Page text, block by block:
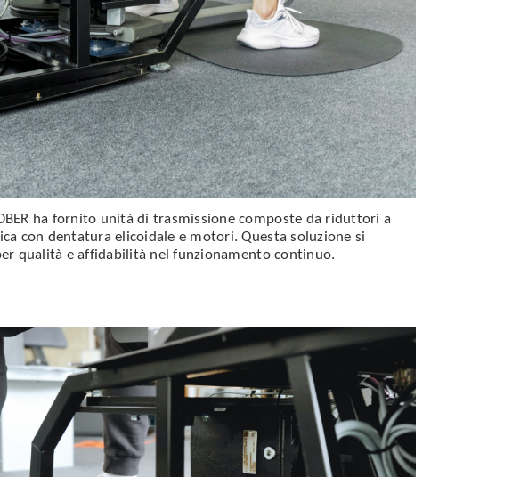
ha fornito unità di trasmissione composte da riduttori a
con dentatura elicoidale e motori. Questa soluzione si
qualità e affidabilità nel funzionamento continuo.